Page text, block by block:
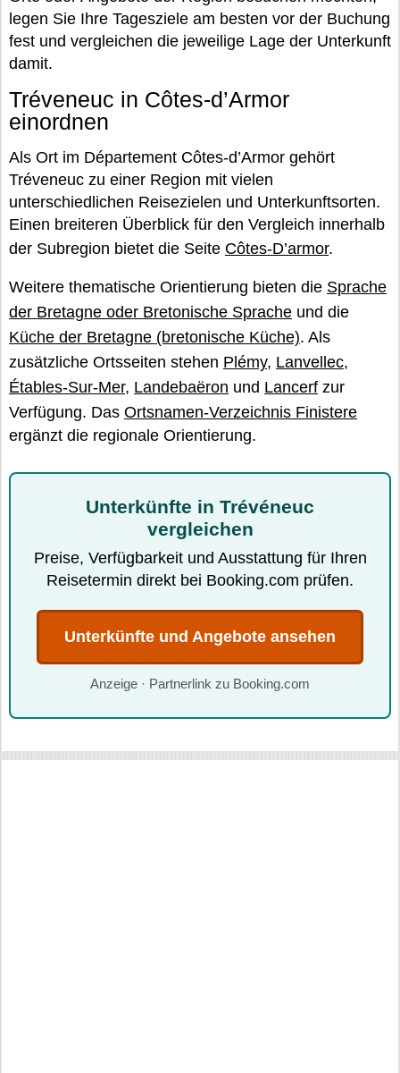
legen Sie Ihre Tagesziele am besten vor der Buchung
fest und vergleichen die jeweilige Lage der Unterkunft
damit.
Tréveneuc in Côtes-d’Armor
einordnen
Als Ort im Département Côtes-d’Armor gehört
Tréveneuc zu einer Region mit vielen
unterschiedlichen Reisezielen und Unterkunftsorten.
Einen breiteren Überblick für den Vergleich innerhalb
der Subregion bietet die Seite Côtes-D’armor.
Weitere thematische Orientierung bieten die Sprache
der Bretagne oder Bretonische Sprache und die
Küche der Bretagne (bretonische Küche). Als
zusätzliche Ortsseiten stehen Plémy, Lanvellec,
Étables-Sur-Mer, Landebaëron und Lancerf zur
Verfügung. Das Ortsnamen-Verzeichnis Finistere
ergänzt die regionale Orientierung.
Unterkünfte in Trévéneuc
vergleichen
Preise, Verfügbarkeit und Ausstattung für Ihren
Reisetermin direkt bei Booking.com prüfen.
Unterkünfte und Angebote ansehen
Anzeige · Partnerlink zu Booking.com